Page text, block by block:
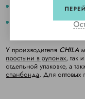
не воспламеняется;
не вступает в
никаких веществ в
У производителя CHILA
простыни в рулонах, так
отдельной упаковке, а
спанбонда. Для оптовых